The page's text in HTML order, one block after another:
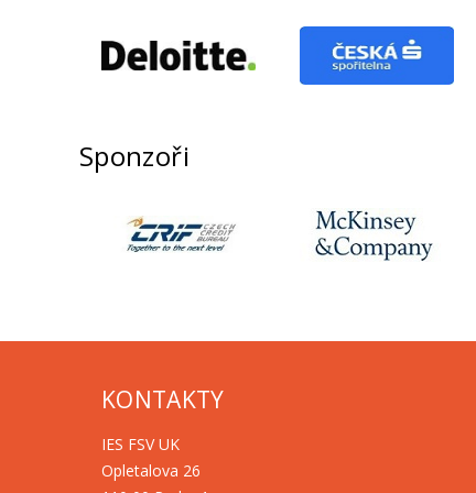
Sponzoři
KONTAKTY
IES FSV UK
Opletalova 26